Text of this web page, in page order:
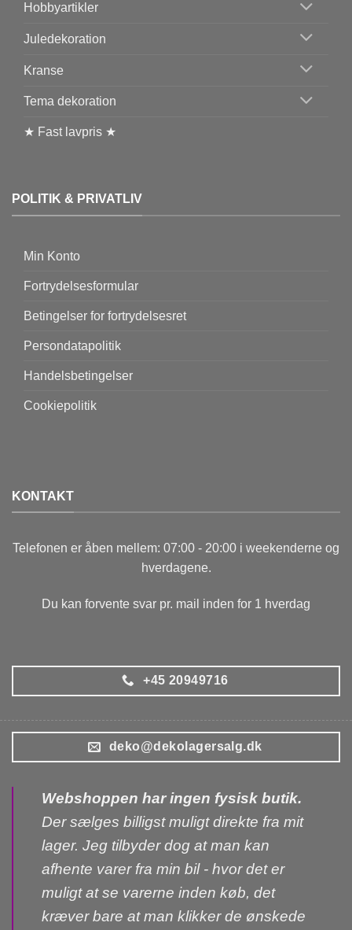
Hobbyartikler
Juledekoration
Kranse
Tema dekoration
★ Fast lavpris ★
POLITIK & PRIVATLIV
Min Konto
Fortrydelsesformular
Betingelser for fortrydelsesret
Persondatapolitik
Handelsbetingelser
Cookiepolitik
KONTAKT
Telefonen er åben mellem: 07:00 - 20:00 i weekenderne og
hverdagene.
Du kan forvente svar pr. mail inden for 1 hverdag
+45 20949716
deko@dekolagersalg.dk
Webshoppen har ingen fysisk butik.
Der sælges billigst muligt direkte fra mit
lager. Jeg tilbyder dog at man kan
afhente varer fra min bil - hvor det er
muligt at se varerne inden køb, det
kræver bare at man klikker de ønskede